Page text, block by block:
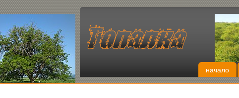
начало